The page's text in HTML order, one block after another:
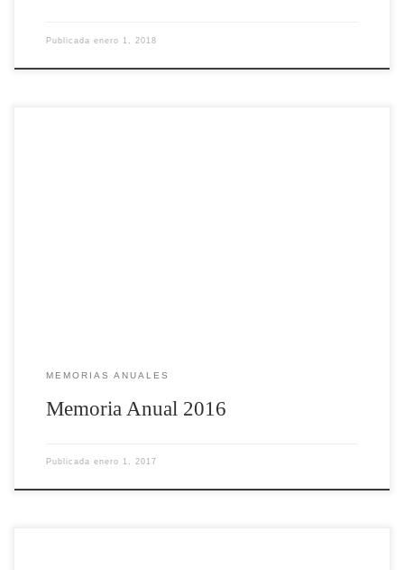
Publicada enero 1, 2018
MEMORIAS ANUALES
Memoria Anual 2016
Publicada enero 1, 2017